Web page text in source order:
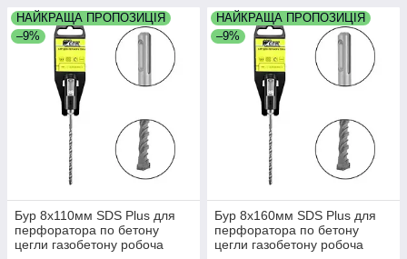
НАЙКРАЩА ПРОПОЗИЦІЯ
–9%
Бур 8х110мм SDS Plus для
перфоратора по бетону
цегли газобетону робоча
НАЙКРАЩА ПРОПОЗИЦІЯ
–9%
Бур 8х160мм SDS Plus для
перфоратора по бетону
цегли газобетону робоча